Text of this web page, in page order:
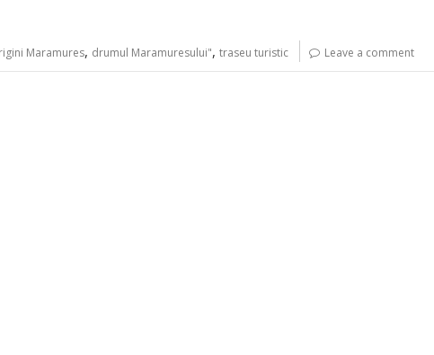
Maramures, drumul Maramuresului", traseu turistic Leave a comment